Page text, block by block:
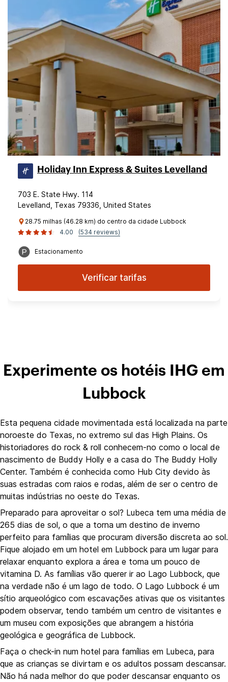
Holiday Inn Express & Suites Levelland
703 E. State Hwy. 114
Levelland, Texas 79336, United States
28.75 milhas (46.28 km) do centro da cidade Lubbock
4.00
(534 reviews)
Estacionamento
Verificar tarifas
Experimente os hotéis IHG em
Lubbock
Esta pequena cidade movimentada está localizada na parte
noroeste do Texas, no extremo sul das High Plains. Os
historiadores do rock & roll conhecem-no como o local de
nascimento de Buddy Holly e a casa do The Buddy Holly
Center. Também é conhecida como Hub City devido às
suas estradas com raios e rodas, além de ser o centro de
muitas indústrias no oeste do Texas.
Preparado para aproveitar o sol? Lubeca tem uma média de
265 dias de sol, o que a torna um destino de inverno
perfeito para famílias que procuram diversão discreta ao sol.
Fique alojado em um hotel em Lubbock para um lugar para
relaxar enquanto explora a área e toma um pouco de
vitamina D. As famílias vão querer ir ao Lago Lubbock, que
na verdade não é um lago de todo. O Lago Lubbock é um
sítio arqueológico com escavações ativas que os visitantes
podem observar, tendo também um centro de visitantes e
um museu com exposições que abrangem a história
geológica e geográfica de Lubbock.
Faça o check-in num hotel para famílias em Lubeca, para
que as crianças se divirtam e os adultos possam descansar.
Não há nada melhor do que poder descansar enquanto os